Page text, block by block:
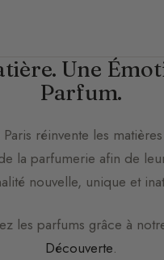
Une
Parfum.
réinvente les
la parfumerie afin de
nouvelle, unique et
les parfums grâce à
Découverte.